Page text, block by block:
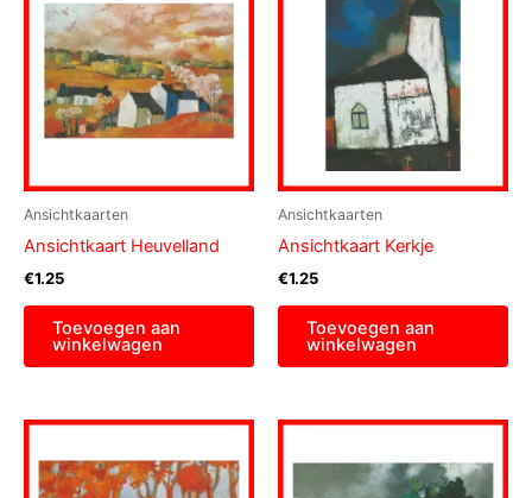
Ansichtkaarten
Ansichtkaart Heuvelland
€1.25
Toevoegen aan
winkelwagen
Ansichtkaarten
Ansichtkaart Kerkje
€1.25
Toevoegen aan
winkelwagen